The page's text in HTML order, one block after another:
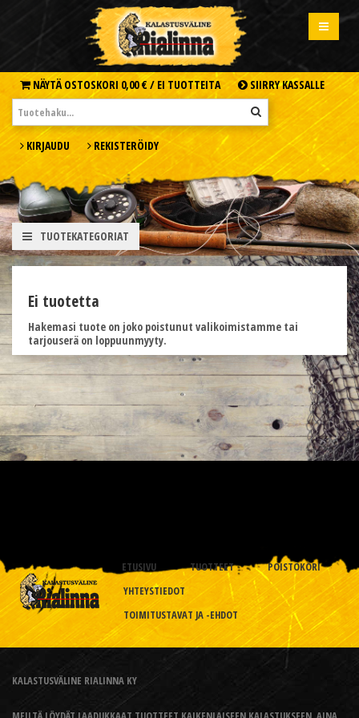
NÄYTÄ OSTOSKORI 0,00 € / EI TUOTTEITA SIIRRY KASSALLE
KIRJAUDU REKISTERÖIDY
TUOTEKATEGORIAT
Ei tuotetta
Hakemasi tuote on joko poistunut valikoimistamme tai
tarjouserä on loppuunmyyty.
ETUSIVU TUOTTEET
POISTOKORI
YHTEYSTIEDOT
TOIMITUSTAVAT JA -EHDOT
KALASTUSVÄLINE RIALINNA KY